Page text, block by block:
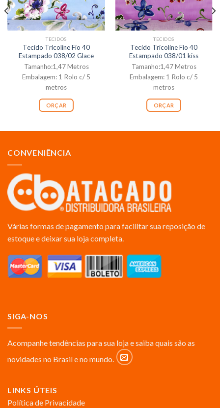
TECIDOS
Tecido Tricoline Fio 40
Estampado 038/02 Glace
Tamanho:1,47 Metros
Embalagem: 1 Rolo c/ 5
metros
ORÇAR
TECIDOS
Tecido Tricoline Fio 40
Estampado 038/01 kiss
Tamanho:1,47 Metros
Embalagem: 1 Rolo c/ 5
metros
ORÇAR
CONVENIÊNCIA
Várias formas de pagamento para facilitar sua reposição de
estoque e deixar sua loja completa.
SIGA-NOS
Acompanhe tendências para sua loja e saiba quais são as
novidades no Brasil e no mundo.
LINKS ÚTEIS
Política de Privacidade